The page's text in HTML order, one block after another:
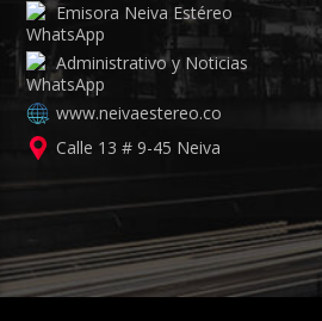
Emisora Neiva Estéreo
Administrativo y Noticias
www.neivaestereo.co
Calle 13 # 9-45 Neiva